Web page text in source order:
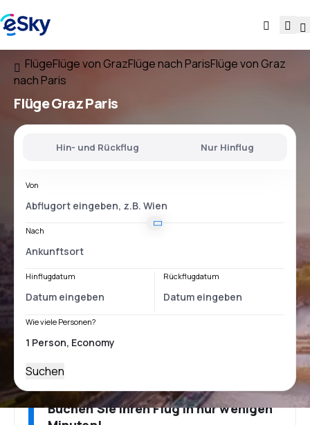
FlügeFlüge von GrazFlüge nach ParisFlüge von Graz
nach Paris
FlügeGraz Paris
Hin- und Rückflug Nur Hinflug
Von
Nach
Hinflugdatum Rückflugdatum
Wie viele Personen?
Suchen
Buchen Sie Ihren Flug in nur wenigen